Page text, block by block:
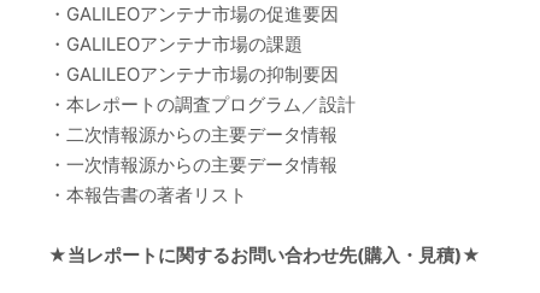
・GALILEOアンテナ市場の促進要因
・GALILEOアンテナ市場の課題
・GALILEOアンテナ市場の抑制要因
・本レポートの調査プログラム／設計
・二次情報源からの主要データ情報
・一次情報源からの主要データ情報
・本報告書の著者リスト
★当レポートに関するお問い合わせ先(購入・見積)★